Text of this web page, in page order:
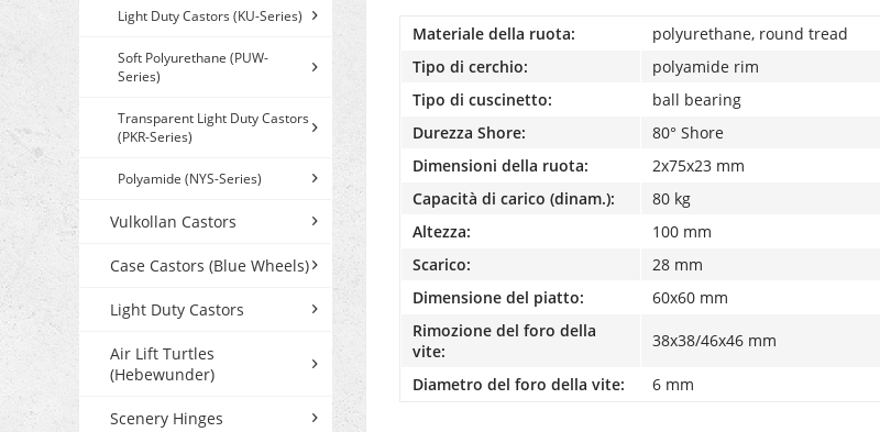
Light Duty Castors (KU-Series)
Soft Polyurethane (PUW-
Series)
Transparent Light Duty Castors
(PKR-Series)
Polyamide (NYS-Series)
Vulkollan Castors
Case Castors (Blue Wheels)
Light Duty Castors
Air Lift Turtles
(Hebewunder)
Scenery Hinges
Materiale della ruota:
polyurethane, round tread
Tipo di cerchio:
polyamide rim
Tipo di cuscinetto:
ball bearing
Durezza Shore:
80° Shore
Dimensioni della ruota:
2x75x23 mm
Capacità di carico (dinam.):
80 kg
Altezza:
100 mm
Scarico:
28 mm
Dimensione del piatto:
60x60 mm
Rimozione del foro della
vite:
38x38/46x46 mm
Diametro del foro della vite: 6 mm